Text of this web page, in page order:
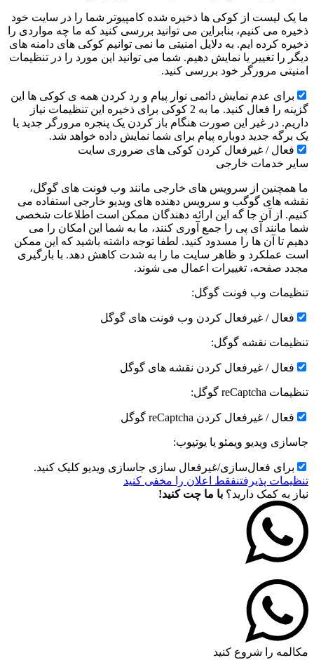
ما یک لیست از کوکی ها ذخیره شده کامپیوتر شما را در سایت خود
ذخیره می کنیم، بنابراین می توانید بررسی کنید که ما چه مواردی را
ذخیره کرده ایم. به دلایل امنیتی ما نمی توانیم کوکی های دامنه های
دیگر را تغییر یا نمایش دهیم. شما می توانید این مورد را در تنظیمات
امنیتی مرورگر خود بررسی کنید.
برای عدم نمایش دائمی نوار پیام و رد کردن همه ی کوکی ها این
گزینه را فعال کنید. ما به 2 کوکی برای ذخیره این تنظیمات نیاز
داریم. در غیر این صورت هنگام باز کردن یک پنجره مرورگر جدید یا
یک برگه جدید دوباره پیام برای شما نمایش داده خواهد شد.
فعال / غیرفعال کردن کوکی های ضروری سایت
سایر خدمات خارجی
ما همچنین از سرویس های خارجی مانند وب فونت های گوگل،
نقشه های گوگب و سرویس دهنده های ویدیو خارجی استفاده می
کنیم. از آن جا گه این ارائه دهندگان ممکن است اطلاعات شخصی
شما مانند آی پی را جمع آوری کنند، ما به شما این امکان را می
دهیم تا آن ها را مسدود کنید. لطفا توجه داشته باشید که این ممکن
است عملکرد و ظاهر سایت ما را به شدت کاهش دهد. با بارگیری
مجدد صفحه، تغییرات اعمال می شوند.
تنظیمات وب فونت گوگل:
فعال / غیرفعال کردن وب فونت های گوگل
تنظیمات نقشه گوگل:
فعال / غیرفعال کردن نقشه های گوگل
تنظیمات reCaptcha گوگل:
فعال / غیرفعال کردن reCaptcha گوگل
جاسازی ویدیو ویمئو یا یوتیوب:
برای فعال‌سازی/غیرفعال سازی جاسازی ویدیو کلیک کنید.
تنظیمات پذیرفتنفقط اعلان را مخفی کنید
نیاز به کمک دارید؟ با ما چت کنید!
مکالمه را شروع کنید